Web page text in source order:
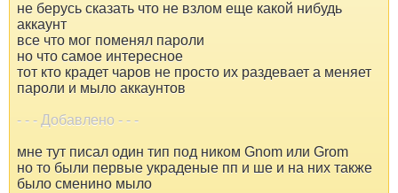
не берусь сказать что не взлом еще какой нибудь
аккаунт
все что мог поменял пароли
но что самое интересное
тот кто крадет чаров не просто их раздевает а меняет
пароли и мыло аккаунтов
- - - Добавлено - - -
мне тут писал один тип под ником Gnom или Grom
но то были первые украденые пп и ше и на них также
было сменино мыло